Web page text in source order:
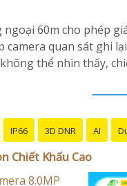
60m cho phép
camera quan sát ghi
thể nhìn thấy,
IP66 3D DNR AI
Chiết Khấu Cao